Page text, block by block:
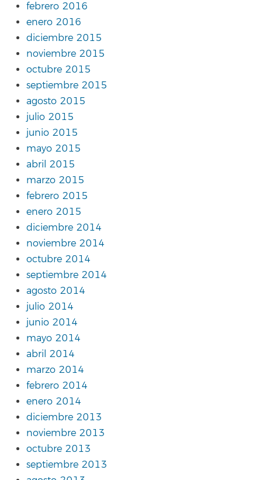
febrero 2016
enero 2016
diciembre 2015
noviembre 2015
octubre 2015
septiembre 2015
agosto 2015
julio 2015
junio 2015
mayo 2015
abril 2015
marzo 2015
febrero 2015
enero 2015
diciembre 2014
noviembre 2014
octubre 2014
septiembre 2014
agosto 2014
julio 2014
junio 2014
mayo 2014
abril 2014
marzo 2014
febrero 2014
enero 2014
diciembre 2013
noviembre 2013
octubre 2013
septiembre 2013